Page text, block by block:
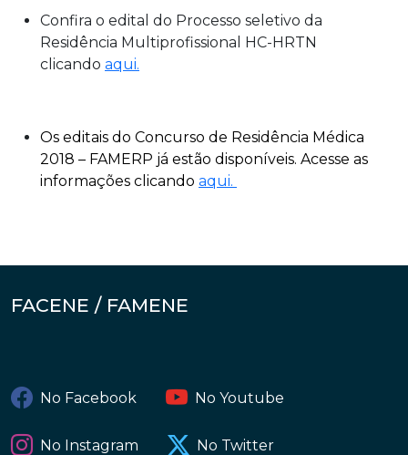
Confira o edital do Processo seletivo da
Residência Multiprofissional HC-HRTN
clicando aqui.
Os editais do Concurso de Residência Médica
2018 – FAMERP já estão disponíveis. Acesse as
informações clicando aqui.
FACENE / FAMENE
No Facebook No Youtube
No Instagram No Twitter